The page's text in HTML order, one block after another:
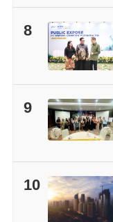
8
9
10